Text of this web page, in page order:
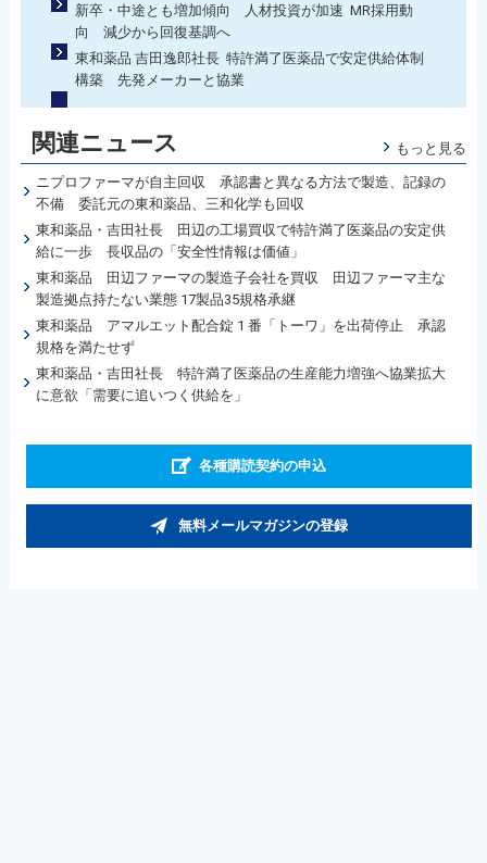
新卒・中途とも増加傾向 人材投資が加速 MR採用動
向 減少から回復基調へ
東和薬品 吉田逸郎社長 特許満了医薬品で安定供給体制
構築 先発メーカーと協業
関連ニュース もっと見る
ニプロファーマが自主回収 承認書と異なる方法で製造、記録の
不備 委託元の東和薬品、三和化学も回収
東和薬品・吉田社長 田辺の工場買収で特許満了医薬品の安定供
給に一歩 長収品の「安全性情報は価値」
東和薬品 田辺ファーマの製造子会社を買収 田辺ファーマ主な
製造拠点持たない業態 17製品35規格承継
東和薬品 アマルエット配合錠 1 番「トーワ」を出荷停止 承認
規格を満たせず
東和薬品・吉田社長 特許満了医薬品の生産能力増強へ協業拡大
に意欲「需要に追いつく供給を」
各種購読契約の申込
無料メールマガジンの登録